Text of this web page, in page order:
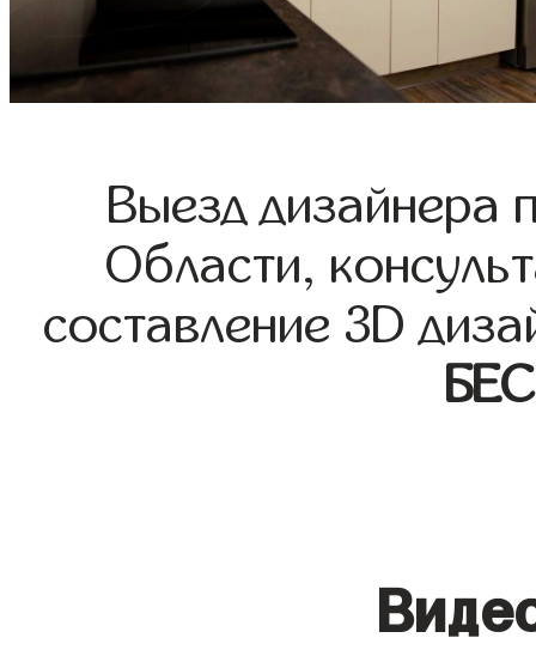
Выезд дизайнера
Области,
составление 3D